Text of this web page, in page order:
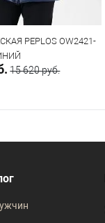
PEPLOS OW2421-
15 620 руб.
корзину